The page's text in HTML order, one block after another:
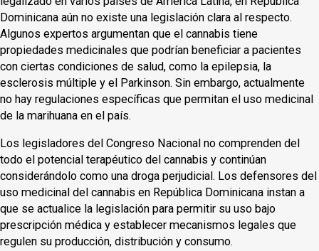
Dominicana aún no existe una legislación clara al respecto.
Algunos expertos argumentan que el cannabis tiene
propiedades medicinales que podrían beneficiar a pacientes
con ciertas condiciones de salud, como la epilepsia, la
esclerosis múltiple y el Parkinson. Sin embargo, actualmente
no hay regulaciones específicas que permitan el uso medicinal
de la marihuana en el país.
Los legisladores del Congreso Nacional no comprenden del
todo el potencial terapéutico del cannabis y continúan
considerándolo como una droga perjudicial. Los defensores del
uso medicinal del cannabis en República Dominicana instan a
que se actualice la legislación para permitir su uso bajo
prescripción médica y establecer mecanismos legales que
regulen su producción, distribución y consumo.